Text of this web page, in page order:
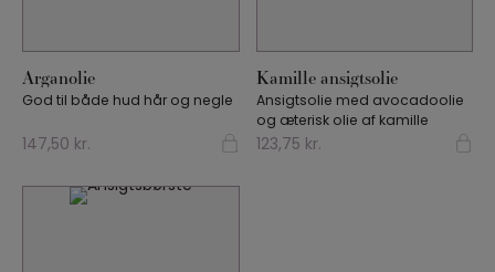
Arganolie
God til både hud hår og negle
147,50 kr.
Læs mere
Kamille ansigtsolie
Ansigtsolie med avocadoolie
og æterisk olie af kamille
123,75 kr.